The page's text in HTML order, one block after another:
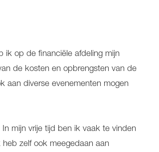
ik op de financiële afdeling mijn
de kosten en opbrengsten van de
aan diverse evenementen mogen
mijn vrije tijd ben ik vaak te vinden
zelf ook meegedaan aan